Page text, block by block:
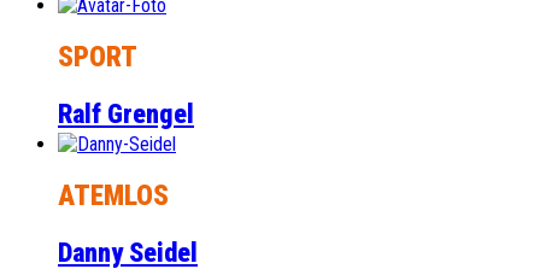
SPORT
Ralf Grengel
ATEMLOS
Danny Seidel